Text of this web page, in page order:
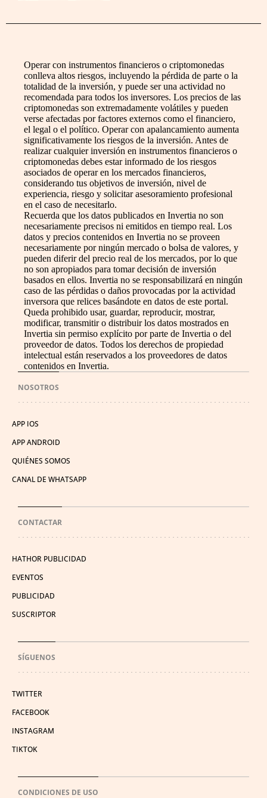
Operar con instrumentos financieros o criptomonedas
conlleva altos riesgos, incluyendo la pérdida de parte o la
totalidad de la inversión, y puede ser una actividad no
recomendada para todos los inversores. Los precios de las
criptomonedas son extremadamente volátiles y pueden
verse afectadas por factores externos como el financiero,
el legal o el político. Operar con apalancamiento aumenta
significativamente los riesgos de la inversión. Antes de
realizar cualquier inversión en instrumentos financieros o
criptomonedas debes estar informado de los riesgos
asociados de operar en los mercados financieros,
considerando tus objetivos de inversión, nivel de
experiencia, riesgo y solicitar asesoramiento profesional
en el caso de necesitarlo.
Recuerda que los datos publicados en Invertia no son
necesariamente precisos ni emitidos en tiempo real. Los
datos y precios contenidos en Invertia no se proveen
necesariamente por ningún mercado o bolsa de valores, y
pueden diferir del precio real de los mercados, por lo que
no son apropiados para tomar decisión de inversión
basados en ellos. Invertia no se responsabilizará en ningún
caso de las pérdidas o daños provocadas por la actividad
inversora que relices basándote en datos de este portal.
Queda prohibido usar, guardar, reproducir, mostrar,
modificar, transmitir o distribuir los datos mostrados en
Invertia sin permiso explícito por parte de Invertia o del
proveedor de datos. Todos los derechos de propiedad
intelectual están reservados a los proveedores de datos
contenidos en Invertia.
NOSOTROS
APP IOS
APP ANDROID
QUIÉNES SOMOS
CANAL DE WHATSAPP
CONTACTAR
HATHOR PUBLICIDAD
EVENTOS
PUBLICIDAD
SUSCRIPTOR
SÍGUENOS
TWITTER
FACEBOOK
INSTAGRAM
TIKTOK
CONDICIONES DE USO